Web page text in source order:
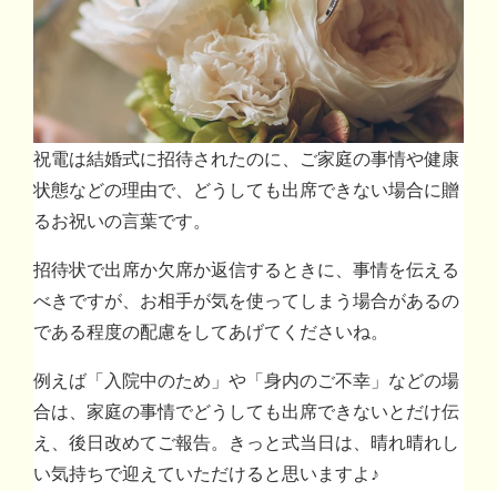
祝電は結婚式に招待されたのに、ご家庭の事情や健康
状態などの理由で、どうしても出席できない場合に贈
るお祝いの言葉です。
招待状で出席か欠席か返信するときに、事情を伝える
べきですが、お相手が気を使ってしまう場合があるの
である程度の配慮をしてあげてくださいね。
例えば「入院中のため」や「身内のご不幸」などの場
合は、家庭の事情でどうしても出席できないとだけ伝
え、後日改めてご報告。きっと式当日は、晴れ晴れし
い気持ちで迎えていただけると思いますよ♪